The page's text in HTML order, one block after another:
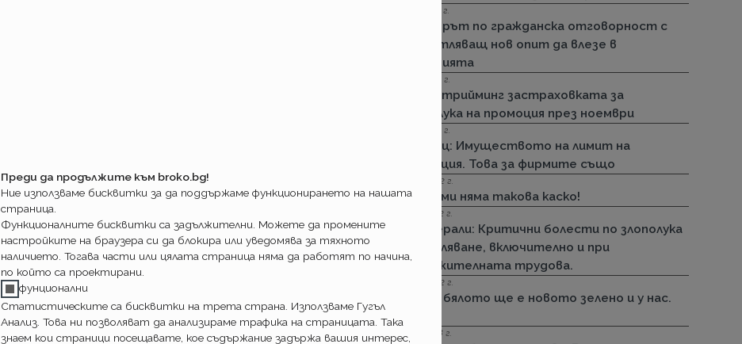
15.11.2022 г.
Стикерът по гражданска отговорност с
впечатляващ нов опит да влезе в
историята
01.11.2022 г.
ДЗИ: Стрийминг застраховката за
злополука на промоция през ноември
01.11.2022 г.
Армеец: Имуществото на лимит на
промоция. Това за фирмите също
23.09.2022 г.
ДЗИ: Ами няма такова каско!
21.09.2022 г.
Дженерали: Критични болести по злополука
и заболяване, включително и при
задължителната трудова.
25.08.2022 г.
Черно бялото ще е новото зелено и у нас.
29.12.2018 г.
Преди да продължите към broko.bg!
Ние използваме бисквитки за да поддържаме функционирането на нашата
страница.
Функционалните бисквитки са задължителни. Можете да промените
настройките на браузера си да блокира или уведомява за тяхното
наличието. Тогава части или цялата страница няма да работят по начина,
по който са проектирани.
фунционални
Статистическите са бисквитки на трета страна. Използваме Гугъл
Анализ. Това ни позволяват да анализираме трафика на страницата. Така
знаем кои страници посещавате, кое съдържание задържа вашия интерес,